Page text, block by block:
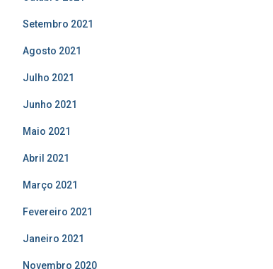
Setembro 2021
Agosto 2021
Julho 2021
Junho 2021
Maio 2021
Abril 2021
Março 2021
Fevereiro 2021
Janeiro 2021
Novembro 2020